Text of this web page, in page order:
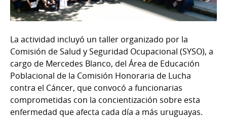
La actividad incluyó un taller organizado por la
Comisión de Salud y Seguridad Ocupacional (SYSO), a
cargo de Mercedes Blanco, del Área de Educación
Poblacional de la Comisión Honoraria de Lucha
contra el Cáncer, que convocó a funcionarias
comprometidas con la concientización sobre esta
enfermedad que afecta cada día a más uruguayas.